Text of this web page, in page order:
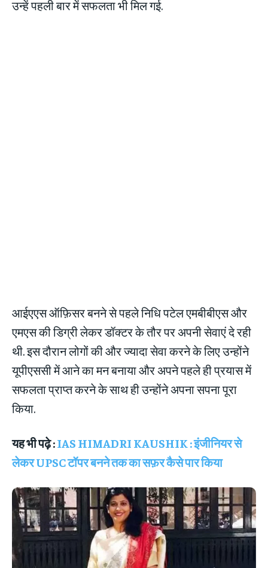
उन्हें पहली बार में सफलता भी मिल गई.
आईएएस ऑफ़िसर बनने से पहले निधि पटेल एमबीबीएस और
एमएस की डिग्री लेकर डॉक्टर के तौर पर अपनी सेवाएं दे रही
थी. इस दौरान लोगों की और ज्यादा सेवा करने के लिए उन्होंने
यूपीएससी में आने का मन बनाया और अपने पहले ही प्रयास में
सफलता प्राप्त करने के साथ ही उन्होंने अपना सपना पूरा
किया.
यह भी पढ़े :IAS HIMADRI KAUSHIK : इंजीनियर से
लेकर UPSC टॉपर बनने तक का सफ़र कैसे पार किया